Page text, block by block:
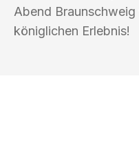
Abend
königlichen Erlebnis!